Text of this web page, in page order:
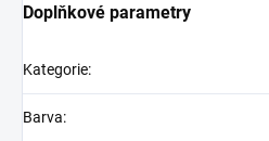
Doplňkové parametry
Kategorie:
Barva: